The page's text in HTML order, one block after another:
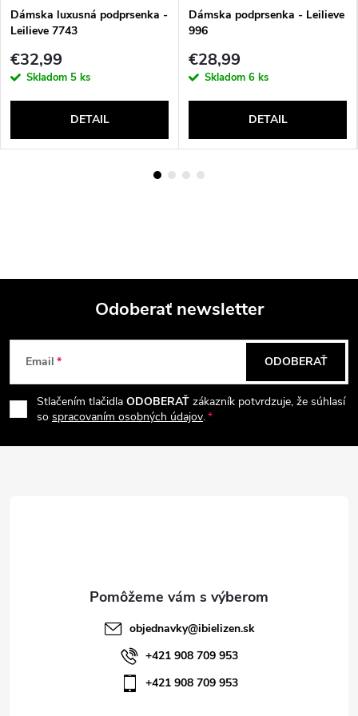
Dámska luxusná podprsenka -
Leilieve 7743
€32,99
Skladom 5 ks
DETAIL
Dámska podprsenka - Leilieve
996
€28,99
Skladom 6 ks
DETAIL
Z
á
p
Odoberať newsletter
Email
Stlačením tlačidla ODOBERAŤ zákazník potvrdzuje, že súhlasí
so spracovaním osobných údajov.
ODOBERAŤ
objednavky@ibielizen.sk
+421 908 709 953
+421 908 709 953